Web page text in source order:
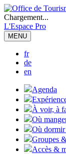
Chargement...
L'Espace Pro
MENU
fr
de
en
Agenda
À voir, à
Où
Où dormir
Groupes
Accès &